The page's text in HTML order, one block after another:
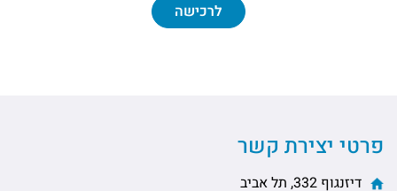
לרכישה
פרטי יצירת קשר
דיזנגוף 332, תל אביב